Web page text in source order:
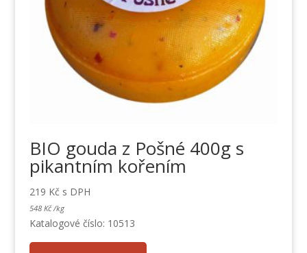
BIO gouda z Pošné 400g s
pikantním kořením
219 Kč s DPH
548 Kč /kg
Katalogové číslo: 10513